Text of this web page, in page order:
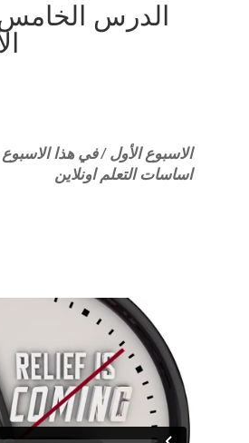
الدرس
اساسات التعلم اونلاين